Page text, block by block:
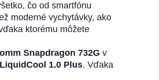
čo od smartfónu
moderné vychytávky, ako
ktorému môžete
Snapdragon 732G v
LiquidCool 1.0 Plus. Vďaka